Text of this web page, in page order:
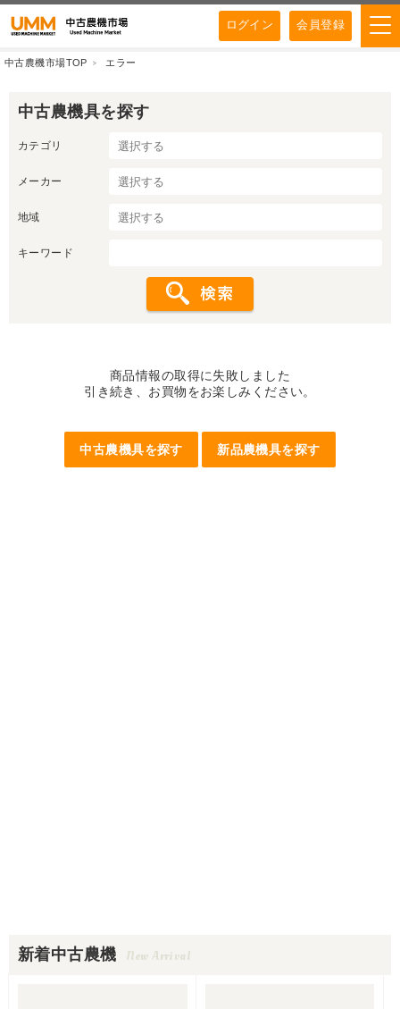
ログイン 会員登録
中古農機市場TOP エラー
中古農機具を探す
カテゴリ
メーカー
地域
キーワード
商品情報の取得に失敗しました
引き続き、お買物をお楽しみください。
中古農機具を探す 新品農機具を探す
新着中古農機 New Arrival